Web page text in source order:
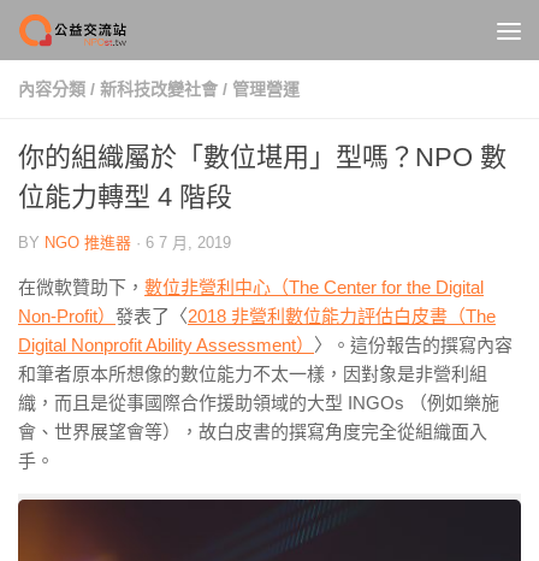
Skip to content
內容分類 / 新科技改變社會 / 管理營運
你的組織屬於「數位堪用」型嗎？NPO 數
位能力轉型 4 階段
BY NGO 推進器 · 6 7 月, 2019
在微軟贊助下， 數位非營利中心（The Center for the Digital
Non-Profit） 發表了〈2018 非營利數位能力評估白皮書（The
Digital Nonprofit Ability Assessment） 〉。這份報告的撰寫內容
和筆者原本所想像的數位能力不太一樣，因對象是非營利組
織，而且是從事國際合作援助領域的大型 INGOs （例如樂施
會、世界展望會等），故白皮書的撰寫角度完全從組織面入
手。